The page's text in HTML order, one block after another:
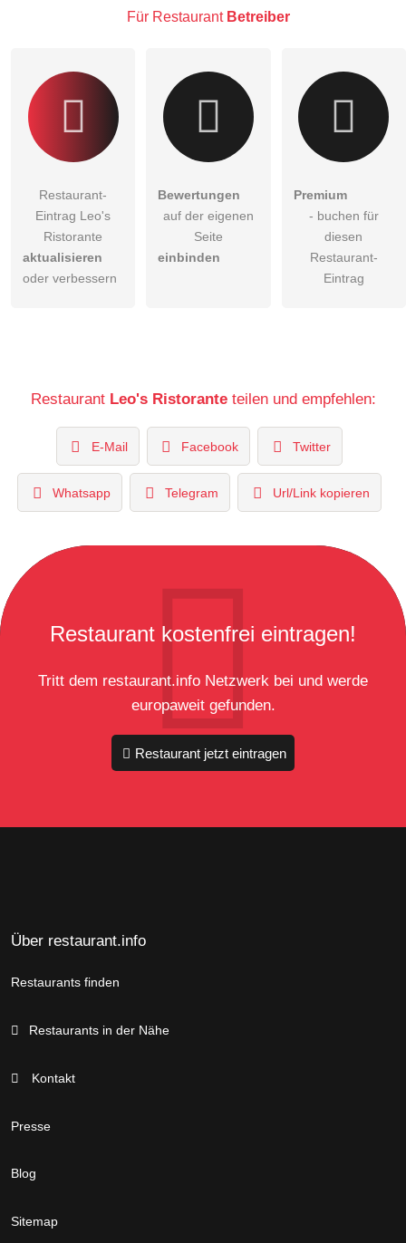
Besucher sichtbar.
Für Restaurant Betreiber
Restaurant-
Eintrag Leo's
Ristorante
aktualisieren
oder verbessern
Bewertungen
auf der eigenen
Seite
einbinden
Premium
- buchen für
diesen
Restaurant-
Eintrag
Restaurant Leo's Ristoranteteilen und empfehlen:
E-Mail Facebook Twitter
Whatsapp Telegram Url/Link kopieren
Restaurant kostenfrei eintragen!
Tritt dem restaurant.info Netzwerk bei und werde
europaweit gefunden.
Restaurant jetzt eintragen
Über restaurant.info
Restaurants finden
Restaurants in der Nähe
Kontakt
Presse
Blog
Sitemap